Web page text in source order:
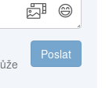
😄
Poslat